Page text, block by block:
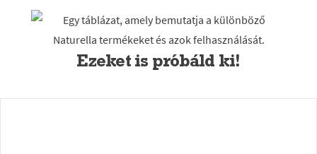
Ezeket is próbáld ki!